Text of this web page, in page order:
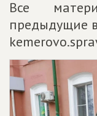
Все
предыдущие